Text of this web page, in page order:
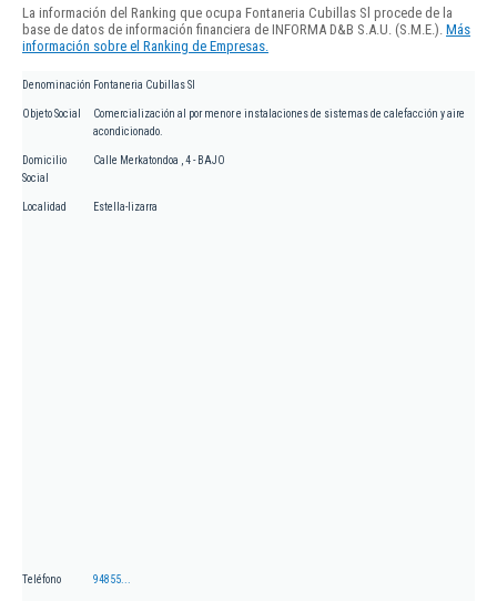
La información del Ranking que ocupa Fontaneria Cubillas Sl procede de la
base de datos de información financiera de INFORMA D&B S.A.U. (S.M.E.). Más
información sobre el Ranking de Empresas.
Denominación Fontaneria Cubillas Sl
Objeto Social
Comercialización al por menor e instalaciones de sistemas de calefacción y aire
acondicionado.
Domicilio
Social
Calle Merkatondoa , 4 - BAJO
Localidad Estella-lizarra
Teléfono 94855...